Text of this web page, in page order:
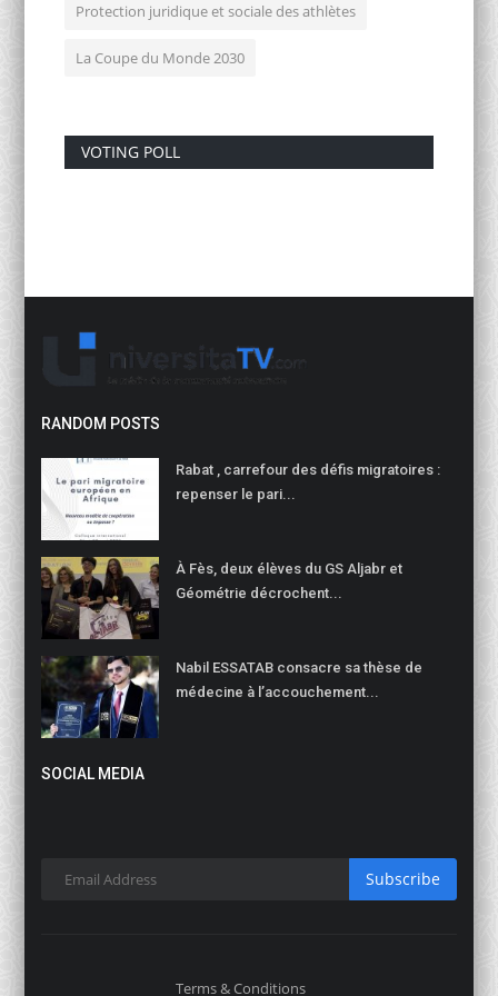
Protection juridique et sociale des athlètes
La Coupe du Monde 2030
VOTING POLL
RANDOM POSTS
Rabat , carrefour des défis migratoires :
repenser le pari...
À Fès, deux élèves du GS Aljabr et
Géométrie décrochent...
Nabil ESSATAB consacre sa thèse de
médecine à l’accouchement...
SOCIAL MEDIA
Subscribe
Terms & Conditions